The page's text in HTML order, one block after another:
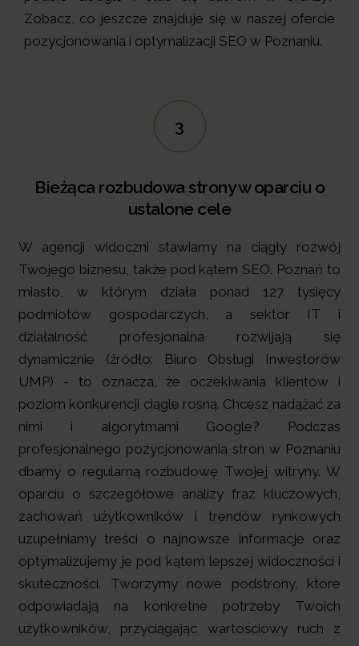
Zobacz, co jeszcze znajduje się w naszej ofercie
pozycjonowania i optymalizacji SEO w Poznaniu.
3
Bieżąca rozbudowa strony w oparciu o
ustalone cele
W agencji widoczni stawiamy na ciągły rozwój
Twojego biznesu, także pod kątem SEO. Poznań to
miasto, w którym działa ponad 127 tysięcy
podmiotów gospodarczych, a sektor IT i
działalność profesjonalna rozwijają się
dynamicznie (źródło: Biuro Obsługi Inwestorów
UMP) - to oznacza, że oczekiwania klientów i
poziom konkurencji ciągle rosną. Chcesz nadążać za
nimi i algorytmami Google? Podczas
profesjonalnego pozycjonowania stron w Poznaniu
dbamy o regularną rozbudowę Twojej witryny. W
oparciu o szczegółowe analizy fraz kluczowych,
zachowań użytkowników i trendów rynkowych
uzupełniamy treści o najnowsze informacje oraz
optymalizujemy je pod kątem lepszej widoczności i
skuteczności. Tworzymy nowe podstrony, które
odpowiadają na konkretne potrzeby Twoich
użytkowników, przyciągając wartościowy ruch z